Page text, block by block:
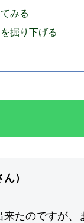
みる
掘り下げる
）
たのですが、